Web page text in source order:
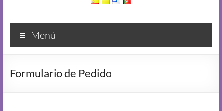
Menú
Formulario de Pedido